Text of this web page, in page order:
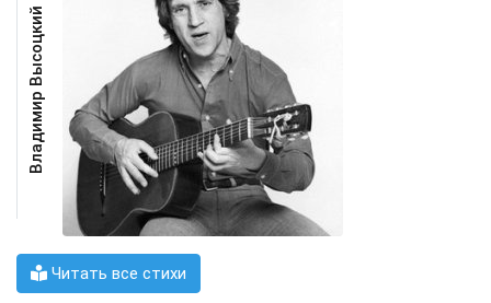
Владимир Высоцкий
Читать все стихи